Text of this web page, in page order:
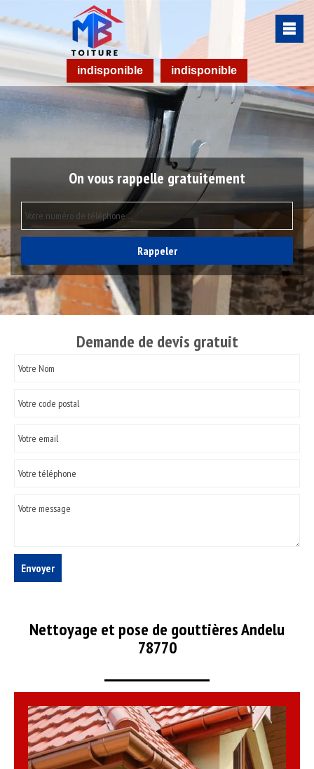
indisponible indisponible
On vous rappelle gratuitement
Demande de devis gratuit
Nettoyage et pose de gouttières Andelu
78770